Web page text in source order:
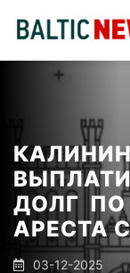
ДОЛГ ПО
АРЕСТА
03-12-2025